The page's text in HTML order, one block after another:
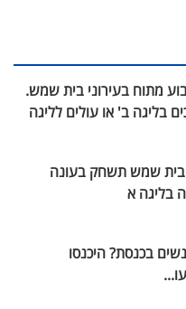
מתוח בעירוני בית שמש.
בליגה ב' או עולים לליגה
בית שמש תשחק בעונה
בליגה א
בכנסת? היכנסו